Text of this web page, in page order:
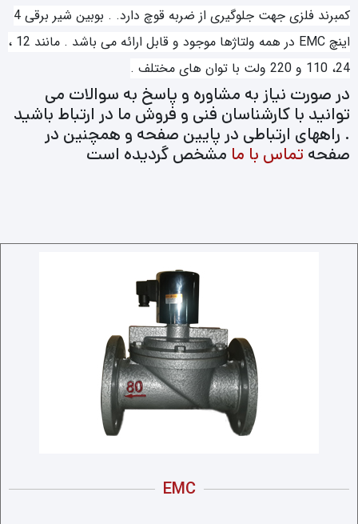
کمبرند فلزی جهت جلوگیری از ضربه قوچ دارد. . بوبین شیر برقی 4
اینچ EMC در همه ولتاژها موجود و قابل ارائه می باشد . مانند 12 ،
24، 110 و 220 ولت با توان های مختلف .
در صورت نیاز به مشاوره و پاسخ به سوالات می
توانید با کارشناسان فنی و فروش ما در ارتباط باشید
. راههای ارتباطی در پایین صفحه و همچنین در
صفحه تماس با ما مشخص گردیده است
EMC